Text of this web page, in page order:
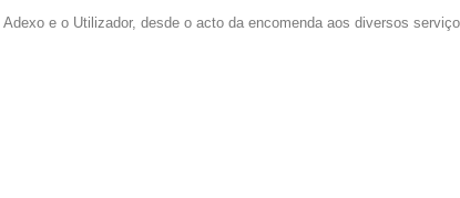
e o Utilizador, desde o acto da encomenda aos diversos